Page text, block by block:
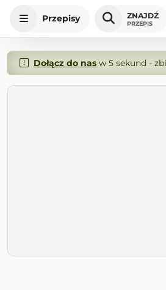
Przepisy ZNAJDŹ
PRZEPIS
Dołącz do nasw 5 sekund -